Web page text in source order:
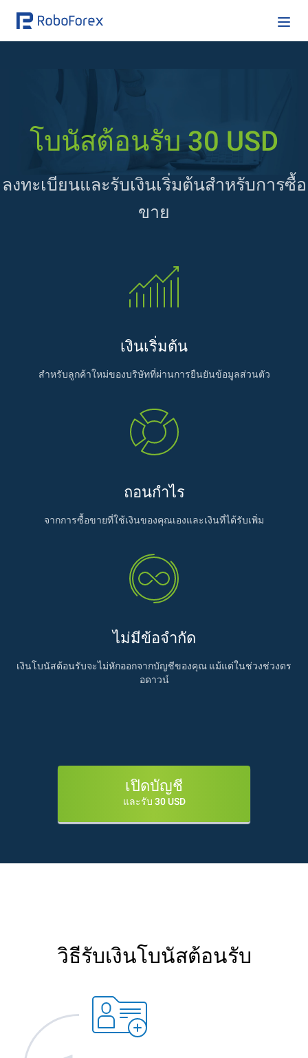
โบนัสต้อนรับ 30 USD
ลงทะเบียนและรับเงินเริ่มต้นสำหรับการซื้อ
ขาย
เงินเริ่มต้น
สำหรับลูกค้าใหม่ของบริษัทที่ผ่านการยืนยันข้อมูลส่วนตัว
ถอนกำไร
จากการซื้อขายที่ใช้เงินของคุณเองและเงินที่ได้รับเพิ่ม
ไม่มีข้อจำกัด
เงินโบนัสต้อนรับจะไม่หักออกจากบัญชีของคุณ แม้แต่ในช่วงช่วงดร
อดาวน์
เปิดบัญชี
และรับ 30 USD
วิธีรับเงินโบนัสต้อนรับ